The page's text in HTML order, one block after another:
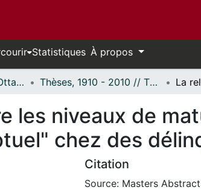
Statistiques À propos
Thèses uOttawa // uOttawa Theses Thèses, 1910 - 2010 // Theses, 1910 - 2010
les niveaux de
chez des
Citation
Source: Masters